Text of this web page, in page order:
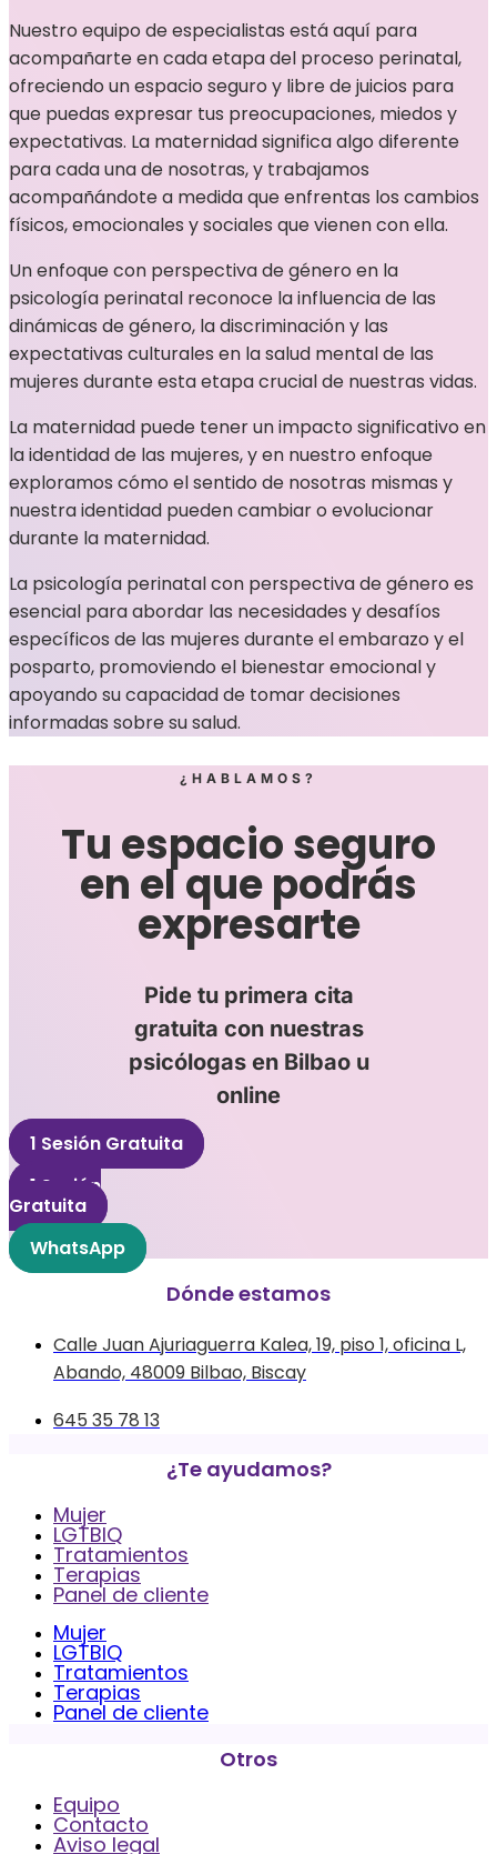
Nuestro equipo de especialistas está aquí para
acompañarte en cada etapa del proceso perinatal,
ofreciendo un espacio seguro y libre de juicios para
que puedas expresar tus preocupaciones, miedos y
expectativas. La maternidad significa algo diferente
para cada una de nosotras, y trabajamos
acompañándote a medida que enfrentas los cambios
físicos, emocionales y sociales que vienen con ella.
Un enfoque con perspectiva de género en la
psicología perinatal reconoce la influencia de las
dinámicas de género, la discriminación y las
expectativas culturales en la salud mental de las
mujeres durante esta etapa crucial de nuestras vidas.
La maternidad puede tener un impacto significativo en
la identidad de las mujeres, y en nuestro enfoque
exploramos cómo el sentido de nosotras mismas y
nuestra identidad pueden cambiar o evolucionar
durante la maternidad.
La psicología perinatal con perspectiva de género es
esencial para abordar las necesidades y desafíos
específicos de las mujeres durante el embarazo y el
posparto, promoviendo el bienestar emocional y
apoyando su capacidad de tomar decisiones
informadas sobre su salud.
¿HABLAMOS?
Tu espacio seguro
en el que podrás
expresarte
Pide tu primera cita
gratuita con nuestras
psicólogas en Bilbao u
online
1 Sesión Gratuita
1 Sesión
Gratuita
WhatsApp
Dónde estamos
Calle Juan Ajuriaguerra Kalea, 19, piso 1, oficina L,
Abando, 48009 Bilbao, Biscay
645 35 78 13
¿Te ayudamos?
Mujer
LGTBIQ
Tratamientos
Terapias
Panel de cliente
Mujer
LGTBIQ
Tratamientos
Terapias
Panel de cliente
Otros
Equipo
Contacto
Aviso legal